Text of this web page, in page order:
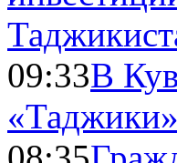
09:33В